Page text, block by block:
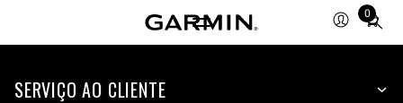
0
Total
items
cart:
SERVIÇO AO CLIENTE